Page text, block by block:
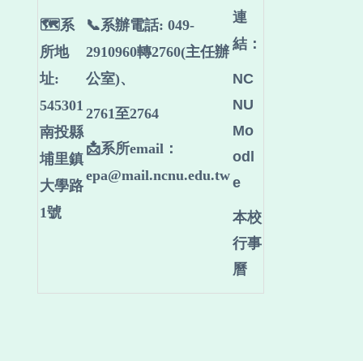
🗺️系
所地
址:
545301
南投縣
埔里鎮
大學路
1號
📞系辦電話: 049-
2910960轉2760(主任辦
公室)、
2761至2764
📩系所email：
epa@mail.ncnu.edu.tw
連
結：
NC
NU
Mo
odl
e
本校
行事
曆